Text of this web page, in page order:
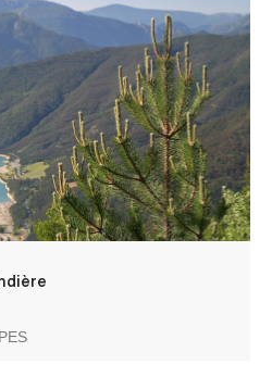
en balcon offrant de
la vallée de Saint-André-les-